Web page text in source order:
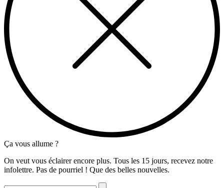
Ça vous allume ?
On veut vous éclairer encore plus. Tous les 15 jours, recevez notre
infolettre. Pas de pourriel ! Que des belles nouvelles.